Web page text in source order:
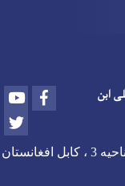
ابن Youtube